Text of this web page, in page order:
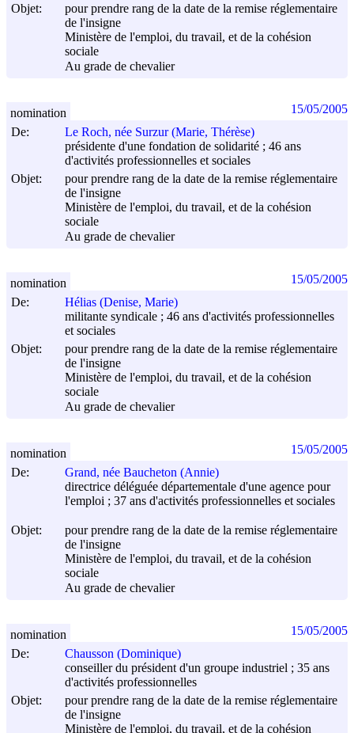
Objet:
pour prendre rang de la date de la remise réglementaire
de l'insigne
Ministère de l'emploi, du travail, et de la cohésion
sociale
Au grade de chevalier
De:
Le Roch, née Surzur (Marie, Thérèse)
présidente d'une fondation de solidarité ; 46 ans
d'activités professionnelles et sociales
Objet:
pour prendre rang de la date de la remise réglementaire
de l'insigne
Ministère de l'emploi, du travail, et de la cohésion
sociale
Au grade de chevalier
nomination 15/05/2005
De:
Hélias (Denise, Marie)
militante syndicale ; 46 ans d'activités professionnelles
et sociales
Objet:
pour prendre rang de la date de la remise réglementaire
de l'insigne
Ministère de l'emploi, du travail, et de la cohésion
sociale
Au grade de chevalier
nomination 15/05/2005
De:
Grand, née Baucheton (Annie)
directrice déléguée départementale d'une agence pour
l'emploi ; 37 ans d'activités professionnelles et sociales
Objet:
pour prendre rang de la date de la remise réglementaire
de l'insigne
Ministère de l'emploi, du travail, et de la cohésion
sociale
Au grade de chevalier
nomination 15/05/2005
De:
Chausson (Dominique)
conseiller du président d'un groupe industriel ; 35 ans
d'activités professionnelles
Objet:
pour prendre rang de la date de la remise réglementaire
de l'insigne
Ministère de l'emploi, du travail, et de la cohésion
nomination 15/05/2005